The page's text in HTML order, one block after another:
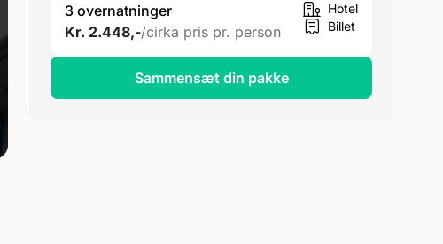
3 overnatninger
Kr. 2.448,-/cirka pris pr. person
Hotel
Billet
Sammensæt din pakke